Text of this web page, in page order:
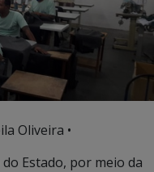
Oliveira •
Estado, por meio da